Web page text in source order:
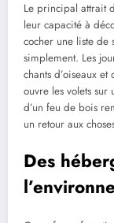
Le principal attrait
leur capacité à
cocher une liste de
simplement. Les
chants d’oiseaux
ouvre les volets
d’un feu de bois
un retour aux
Des